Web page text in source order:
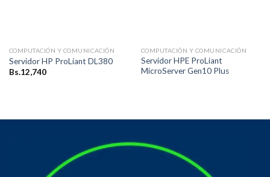
COMPUTACIÓN Y COMUNICACIÓN
Servidor HP ProLiant DL380
Bs.12,740
COMPUTACIÓN Y COMUNICACIÓN
Servidor HPE ProLiant
MicroServer Gen10 Plus